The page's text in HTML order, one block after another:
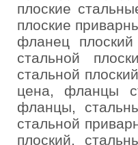
плоские
плоские
фланец
стальной
стальной
цена, фланцы
фланцы,
стальной
плоский,